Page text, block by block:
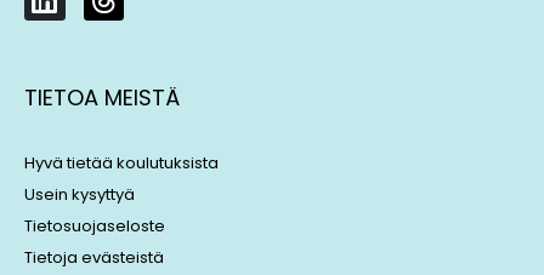
i
k
e
i
n
h
e
a
s
TIETOA MEISTÄ
Hyvä tietää koulutuksista
Usein kysyttyä
Tietosuojaseloste
Tietoja evästeistä